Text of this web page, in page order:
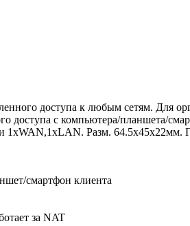
доступа к любым сетям. Для
доступа с компьютера/планшета/
1хWAN,1хLAN. Разм.
смартфон клиента
за NAT